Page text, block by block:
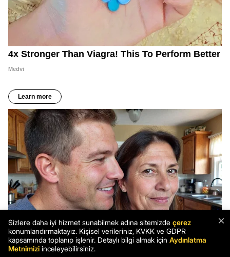
×
Sizlere daha iyi hizmet sunabilmek adına sitemizde çerez
konumlandırmaktayız. Kişisel verileriniz, KVKK ve GDPR
kapsamında toplanıp işlenir. Detaylı bilgi almak için Aydınlatma
Metnimizi inceleyebilirsiniz.